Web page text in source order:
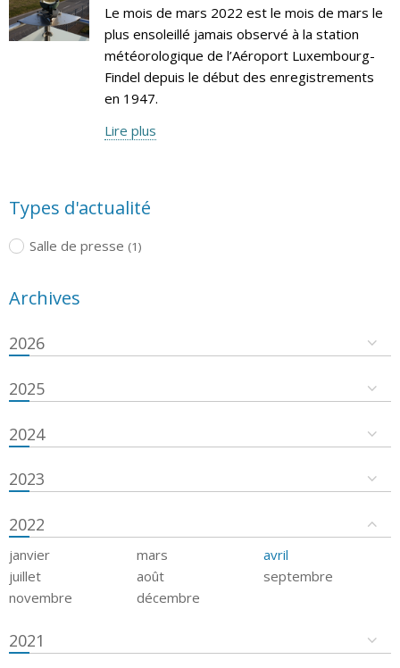
Le mois de mars 2022 est le mois de mars le
plus ensoleillé jamais observé à la station
météorologique de l’Aéroport Luxembourg-
Findel depuis le début des enregistrements
en 1947.
Lire plus
Types d'actualité
Salle de presse (1)
Archives
2026
2025
2024
2023
2022
janvier mars
avril
juillet
août
septembre
novembre
décembre
2021